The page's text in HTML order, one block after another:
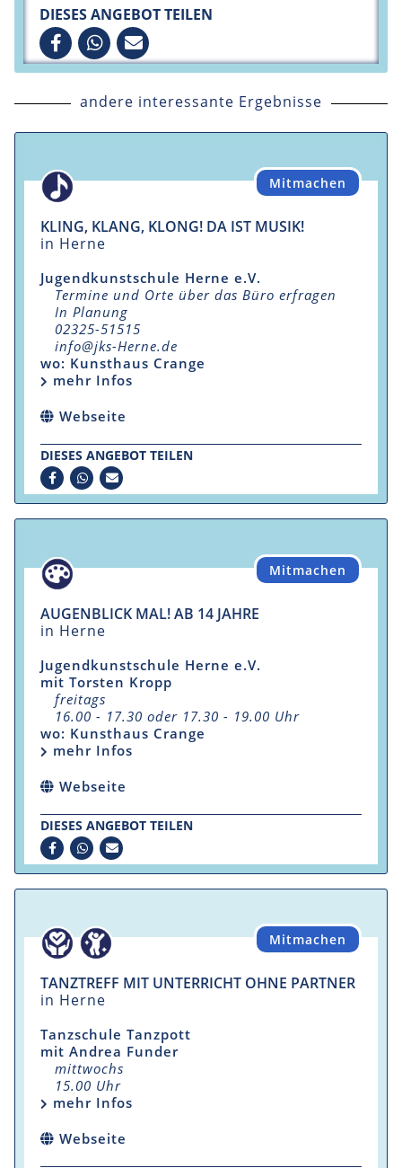
DIESES ANGEBOT TEILEN
andere interessante Ergebnisse
Mitmachen
KLING, KLANG, KLONG! DA IST MUSIK!
in Herne
Jugendkunstschule Herne e.V.
Termine und Orte über das Büro erfragen
In Planung
02325-51515
info@jks-Herne.de
wo: Kunsthaus Crange
mehr Infos
Webseite
DIESES ANGEBOT TEILEN
Mitmachen
AUGENBLICK MAL! AB 14 JAHRE
in Herne
Jugendkunstschule Herne e.V.
mit Torsten Kropp
freitags
16.00 - 17.30 oder 17.30 - 19.00 Uhr
wo: Kunsthaus Crange
mehr Infos
Webseite
DIESES ANGEBOT TEILEN
Mitmachen
TANZTREFF MIT UNTERRICHT OHNE PARTNER
in Herne
Tanzschule Tanzpott
mit Andrea Funder
mittwochs
15.00 Uhr
mehr Infos
Webseite